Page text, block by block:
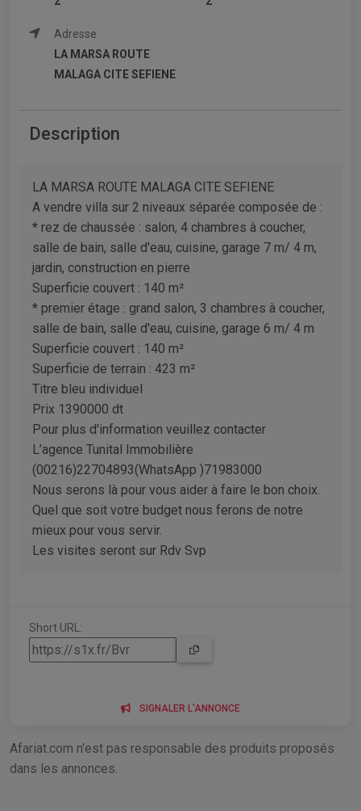
Adresse
LA MARSA ROUTE
MALAGA CITE SEFIENE
Description
LA MARSA ROUTE MALAGA CITE SEFIENE
A vendre villa sur 2 niveaux séparée composée de :
* rez de chaussée : salon, 4 chambres à coucher,
salle de bain, salle d'eau, cuisine, garage 7 m/ 4 m,
jardin, construction en pierre
Superficie couvert : 140 m²
* premier étage : grand salon, 3 chambres à coucher,
salle de bain, salle d'eau, cuisine, garage 6 m/ 4 m
Superficie couvert : 140 m²
Superficie de terrain : 423 m²
Titre bleu individuel
Prix 1390000 dt
Pour plus d'information veuillez contacter
L’agence Tunital Immobilière
(00216)22704893(WhatsApp )71983000
Nous serons là pour vous aider à faire le bon choix.
Quel que soit votre budget nous ferons de notre
mieux pour vous servir.
Les visites seront sur Rdv Svp
Short URL:
SIGNALER L'ANNONCE
Afariat.com n'est pas responsable des produits proposés
dans les annonces.